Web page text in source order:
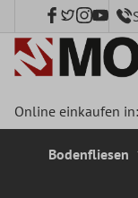
springen
Online einkaufen in:
Bodenfliesen